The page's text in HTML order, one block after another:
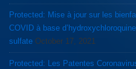
Protected: Mise à jour sur les
COVID à base
sulfate October 17, 2021
Protected: Les Patentes